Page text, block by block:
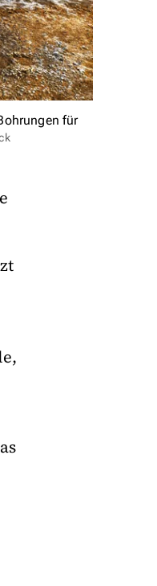
für